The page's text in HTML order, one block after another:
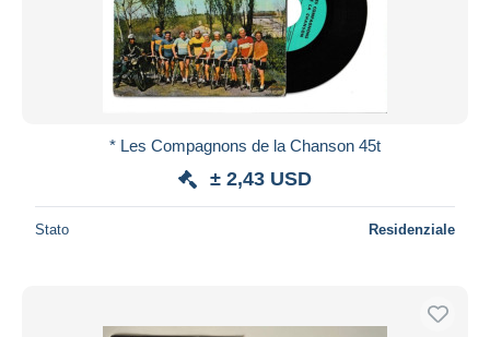
* Les Compagnons de la Chanson 45t
± 2,43 USD
Stato Residenziale